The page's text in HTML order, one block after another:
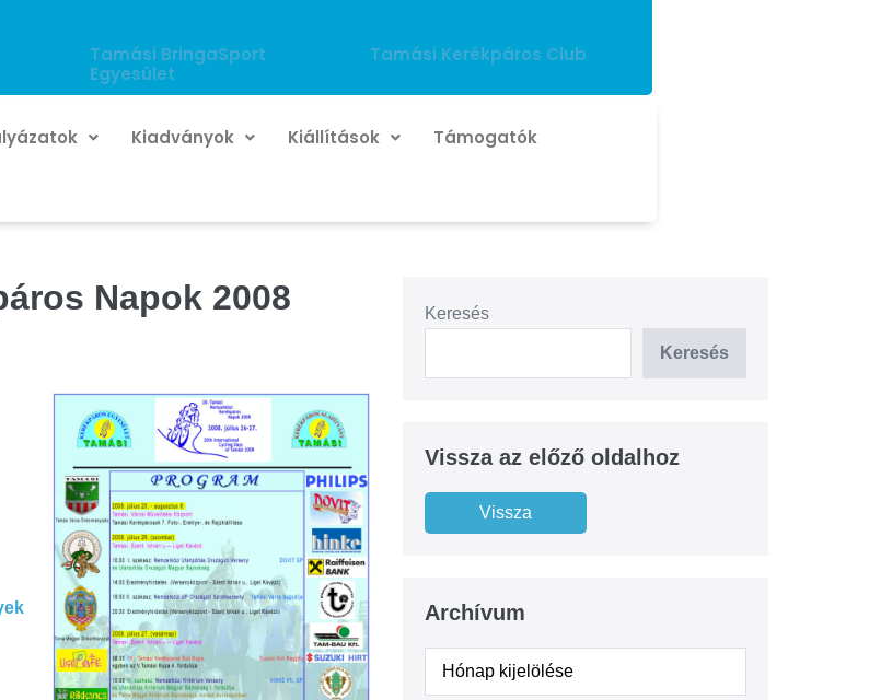
Tamási BringaSport
Egyesület
Tamási Kerékpáros Club
Kiadványok Kiállítások Támogatók
Napok 2008 Keresés
Keresés
Vissza az előző oldalhoz
Archívum